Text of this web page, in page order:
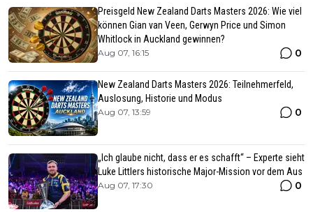
Preisgeld New Zealand Darts Masters 2026: Wie viel
können Gian van Veen, Gerwyn Price und Simon
Whitlock in Auckland gewinnen?
Aug 07, 16:15 0
New Zealand Darts Masters 2026: Teilnehmerfeld,
Auslosung, Historie und Modus
Aug 07, 13:59 0
„Ich glaube nicht, dass er es schafft“ – Experte sieht
Luke Littlers historische Major-Mission vor dem Aus
Aug 07, 17:30 0